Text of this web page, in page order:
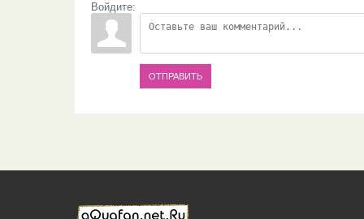
Войдите:
ОТПРАВИТЬ